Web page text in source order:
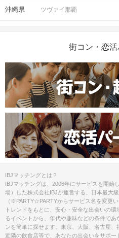
沖縄県 ツヴァイ那覇
街コン・恋
IBJマッチングとは？
IBJマッチングは、2006年にサービスを開始
場）した株式会社IBJが運営する、日本最大
（※PARTY☆PARTYからサービス名を変更
トレンドをもとに、安心・安全な出会いの
るイベントから、年代や趣味などの条件で
ンを簡単に探せます。東京、大阪、名古屋
近隣の飲食店等で、あなたの出会いをサポー